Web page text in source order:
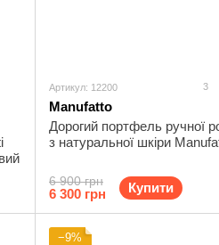
Артикул: 12200 3
Manufatto
Дорогий портфель ручної
з натуральної шкіри
6 900 грн
6 300 грн Купити
−9%